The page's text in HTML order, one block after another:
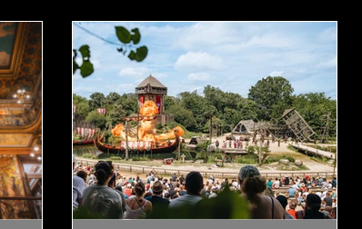
Aquitaine Auvergne-Rhône-Alpes Corsica
en omgeving Bretagne Grand-Est Centre Val
Virtual Travel to France France Excellence Steden